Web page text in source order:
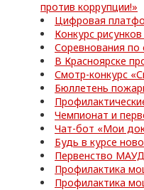
против коррупции!»
Цифровая
Конкурс
Соревнования по
В Красноярске
Смотр-конкурс
Бюллетень
Чемпионат и
Чат-бот «Мои
Будь в курсе
Первенство
Профилактика
Профилактика